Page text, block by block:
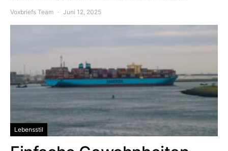
Voxbriefs Team Juni 12, 2025
Lebensstil